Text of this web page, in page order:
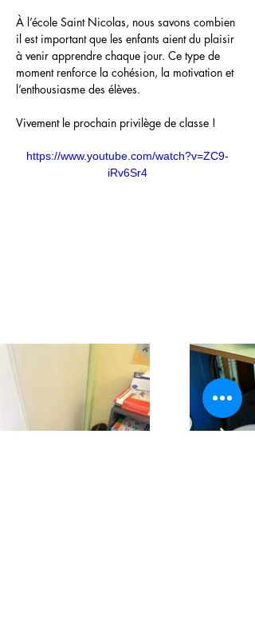
À l’école Saint Nicolas, nous savons combien
il est important que les enfants aient du plaisir
à venir apprendre chaque jour. Ce type de
moment renforce la cohésion, la motivation et
l’enthousiasme des élèves.
Vivement le prochain privilège de classe !
https://www.youtube.com/watch?v=ZC9-
iRv6Sr4